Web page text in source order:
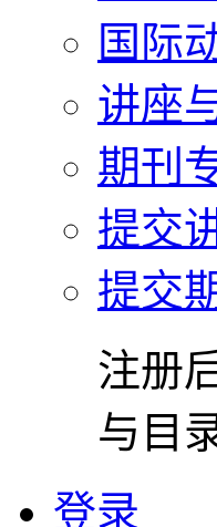
国际
讲座
期刊
提交
提交
注册
与目
登录